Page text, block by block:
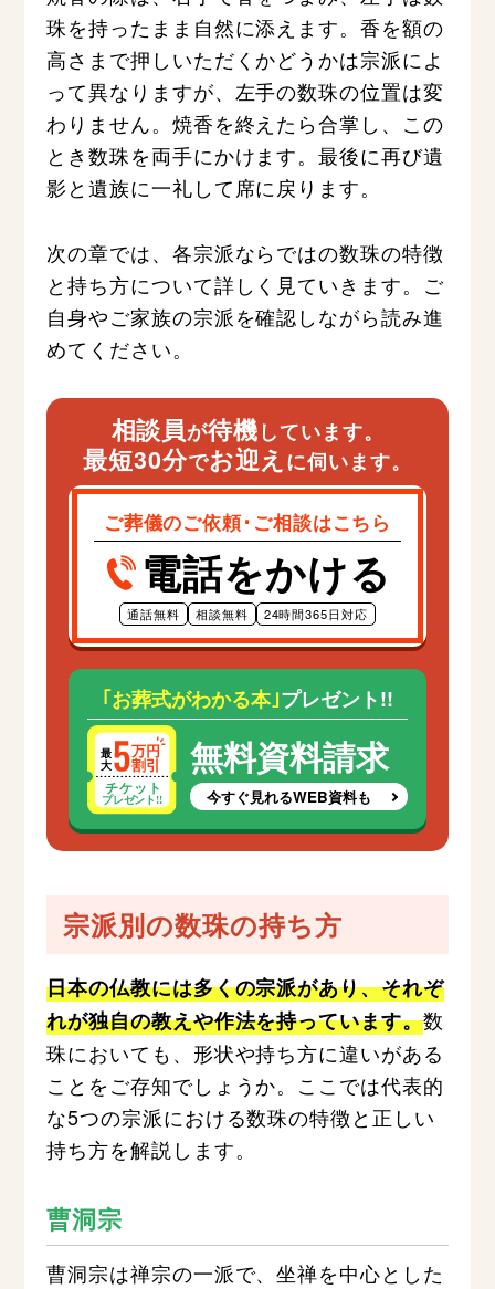
珠を持ったまま自然に添えます。香を額の
高さまで押しいただくかどうかは宗派によ
って異なりますが、左手の数珠の位置は変
わりません。焼香を終えたら合掌し、この
とき数珠を両手にかけます。最後に再び遺
影と遺族に一礼して席に戻ります。
次の章では、各宗派ならではの数珠の特徴
と持ち方について詳しく見ていきます。ご
自身やご家族の宗派を確認しながら読み進
めてください。
相談員が待機しています。
最短30分でお迎えに伺います。
ご葬儀のご依頼･ご相談はこちら
電話をかける
通話無料 相談無料 24時間365日対応
｢お葬式がわかる本｣プレゼント!!
無料資料請求
今すぐ見れるWEB資料も
宗派別の数珠の持ち方
日本の仏教には多くの宗派があり、それぞ
れが独自の教えや作法を持っています。数
珠においても、形状や持ち方に違いがある
ことをご存知でしょうか。ここでは代表的
な5つの宗派における数珠の特徴と正しい
持ち方を解説します。
曹洞宗
曹洞宗は禅宗の一派で、坐禅を中心とした